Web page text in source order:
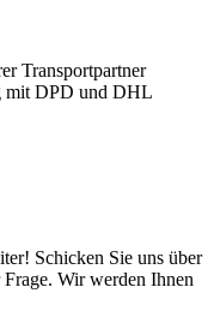
Transportpartner
mit DPD und DHL
Schicken Sie uns über
Wir werden Ihnen